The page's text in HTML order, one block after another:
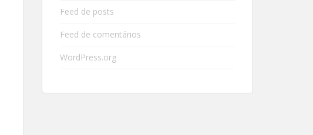
Feed de posts
Feed de comentários
WordPress.org